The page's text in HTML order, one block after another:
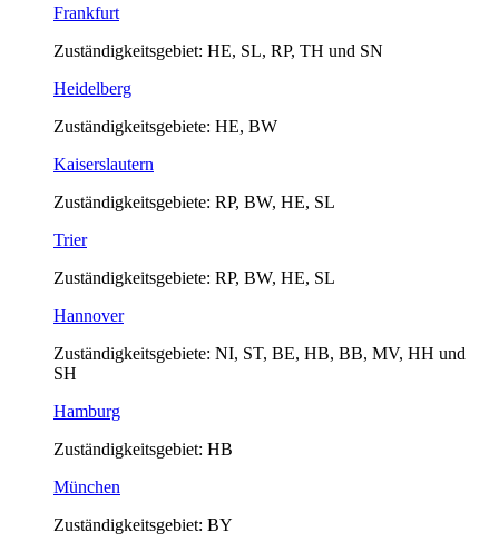
Frankfurt
Zuständigkeitsgebiet: HE, SL, RP, TH und SN
Heidelberg
Zuständigkeitsgebiete: HE, BW
Kaiserslautern
Zuständigkeitsgebiete: RP, BW, HE, SL
Trier
Zuständigkeitsgebiete: RP, BW, HE, SL
Hannover
Zuständigkeitsgebiete: NI, ST, BE, HB, BB, MV, HH und
SH
Hamburg
Zuständigkeitsgebiet: HB
München
Zuständigkeitsgebiet: BY